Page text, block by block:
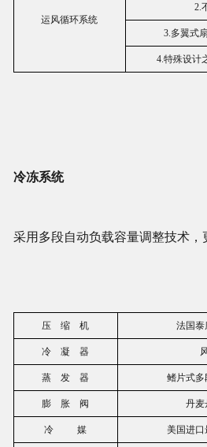
运风循环系统
2.
3.多翼式
4.特殊设计
冷冻系统
采用多段自动负载容量调整技术，
压 缩 机 法国泰
冷 凝 器
蒸 发 器 鳍片式多
膨 胀 阀 丹麦
冷 媒 美国进口